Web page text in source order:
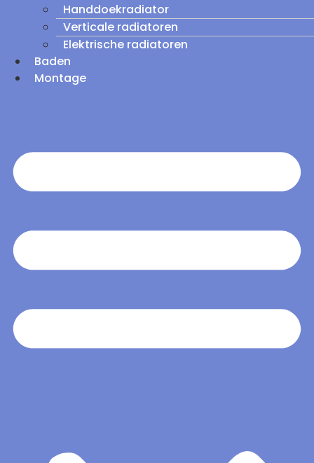
Handdoekradiator
Verticale radiatoren
Elektrische radiatoren
Baden
Montage